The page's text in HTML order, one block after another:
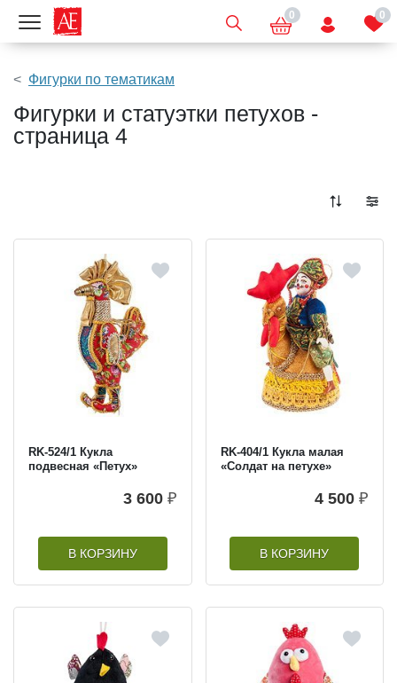
Показать меню 0 0
Фигурки по тематикам
Фигурки и статуэтки петухов -
страница 4
RK-524/1 Кукла
подвесная «Петух»
3 600 ₽
В КОРЗИНУ
RK-404/1 Кукла малая
«Солдат на петухе»
4 500 ₽
В КОРЗИНУ